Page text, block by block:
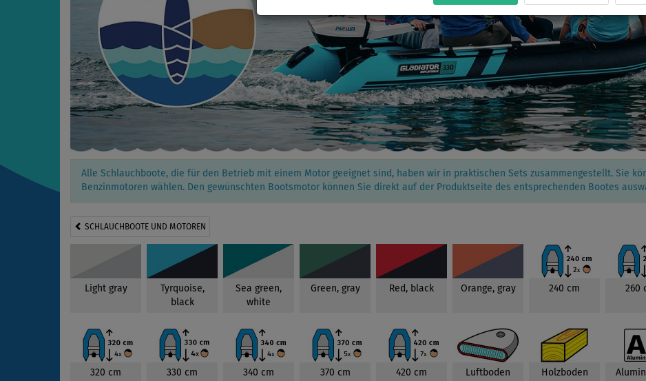
Alle Schlauchboote, die für den Betrieb mit einem Motor geeignet sind, haben wir in praktischen Sets zusammengestellt. Sie
Benzinmotoren wählen. Den gewünschten Bootsmotor können Sie direkt auf der Produktseite des entsprechenden Bootes
SCHLAUCHBOOTE UND MOTOREN
Light gray
Tyrquoise,
black
Sea green,
white
Green, gray Red, black Orange, gray 240 cm 260
320 cm 330 cm 340 cm 370 cm 420 cm Luftboden Holzboden